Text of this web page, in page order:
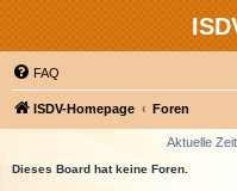
FAQ
ISDV-Homepage Foren
Aktuelle
Dieses Board hat keine Foren.